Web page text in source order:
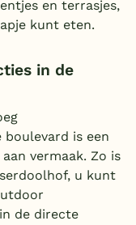
en terrasjes,
kunt eten.
in de
is een
vermaak. Zo is
u kunt
de directe